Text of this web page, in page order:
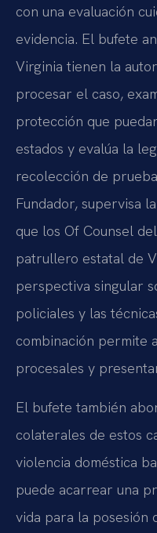
con una evaluación
evidencia. El bufete
Virginia tienen la
procesar el caso,
protección que
estados y evalúa la
recolección de
Fundador, supervisa
que los Of Counsel
patrullero estatal de
perspectiva singular
policiales y las
combinación permite
procesales y
El bufete también
colaterales de estos
violencia doméstica
puede acarrear una
vida para la posesión